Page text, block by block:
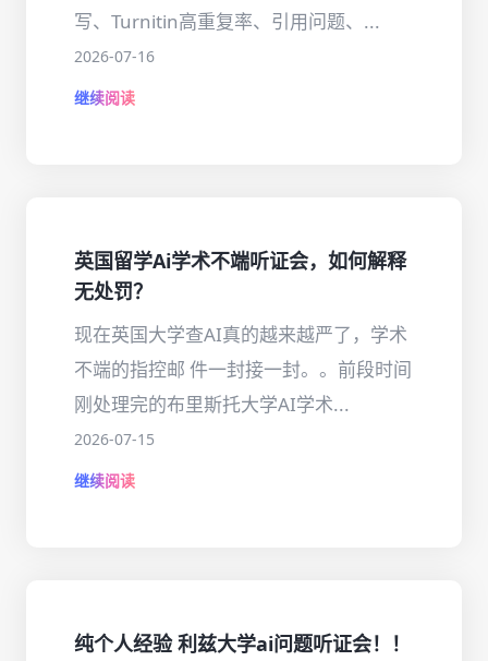
写、Turnitin高重复率、引用问题、...
2026-07-16
继续阅读
英国留学Ai学术不端听证会，如何解释
无处罚？
现在英国大学查AI真的越来越严了，学术
不端的指控邮 件一封接一封。。前段时间
刚处理完的布里斯托大学AI学术...
2026-07-15
继续阅读
纯个人经验 利兹大学ai问题听证会！！